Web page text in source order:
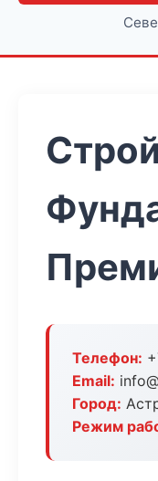
Телефон:
Email:
Город:
Режим